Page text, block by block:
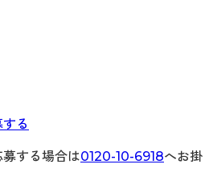
め
る
する場合は0120-10-6918へお掛